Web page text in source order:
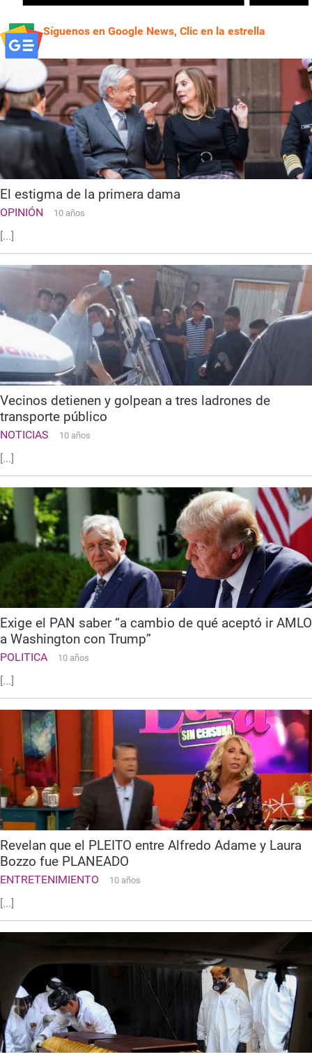
Síguenos en Google News, Clic en la estrella
El estigma de la primera dama
OPINIÓN 10 años
[...]
Vecinos detienen y golpean a tres ladrones de
transporte público
NOTICIAS 10 años
[...]
Exige el PAN saber “a cambio de qué aceptó ir AMLO
a Washington con Trump”
POLITICA 10 años
[...]
Revelan que el PLEITO entre Alfredo Adame y Laura
Bozzo fue PLANEADO
ENTRETENIMIENTO 10 años
[...]